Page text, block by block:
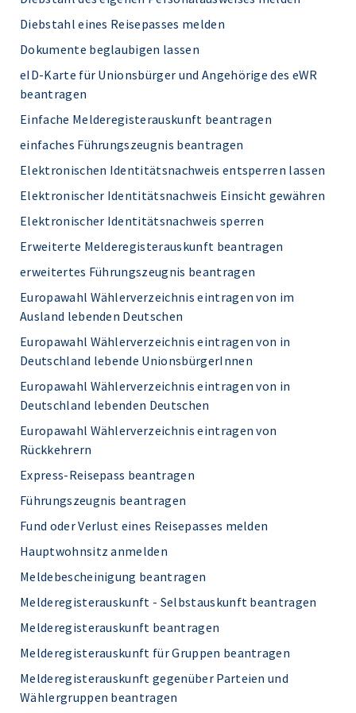
Diebstahl eines Reisepasses melden
Dokumente beglaubigen lassen
eID-Karte für Unionsbürger und Angehörige des eWR
beantragen
Einfache Melderegisterauskunft beantragen
einfaches Führungszeugnis beantragen
Elektronischen Identitätsnachweis entsperren lassen
Elektronischer Identitätsnachweis Einsicht gewähren
Elektronischer Identitätsnachweis sperren
Erweiterte Melderegisterauskunft beantragen
erweitertes Führungszeugnis beantragen
Europawahl Wählerverzeichnis eintragen von im
Ausland lebenden Deutschen
Europawahl Wählerverzeichnis eintragen von in
Deutschland lebende UnionsbürgerInnen
Europawahl Wählerverzeichnis eintragen von in
Deutschland lebenden Deutschen
Europawahl Wählerverzeichnis eintragen von
Rückkehrern
Express-Reisepass beantragen
Führungszeugnis beantragen
Fund oder Verlust eines Reisepasses melden
Hauptwohnsitz anmelden
Meldebescheinigung beantragen
Melderegisterauskunft - Selbstauskunft beantragen
Melderegisterauskunft beantragen
Melderegisterauskunft für Gruppen beantragen
Melderegisterauskunft gegenüber Parteien und
Wählergruppen beantragen